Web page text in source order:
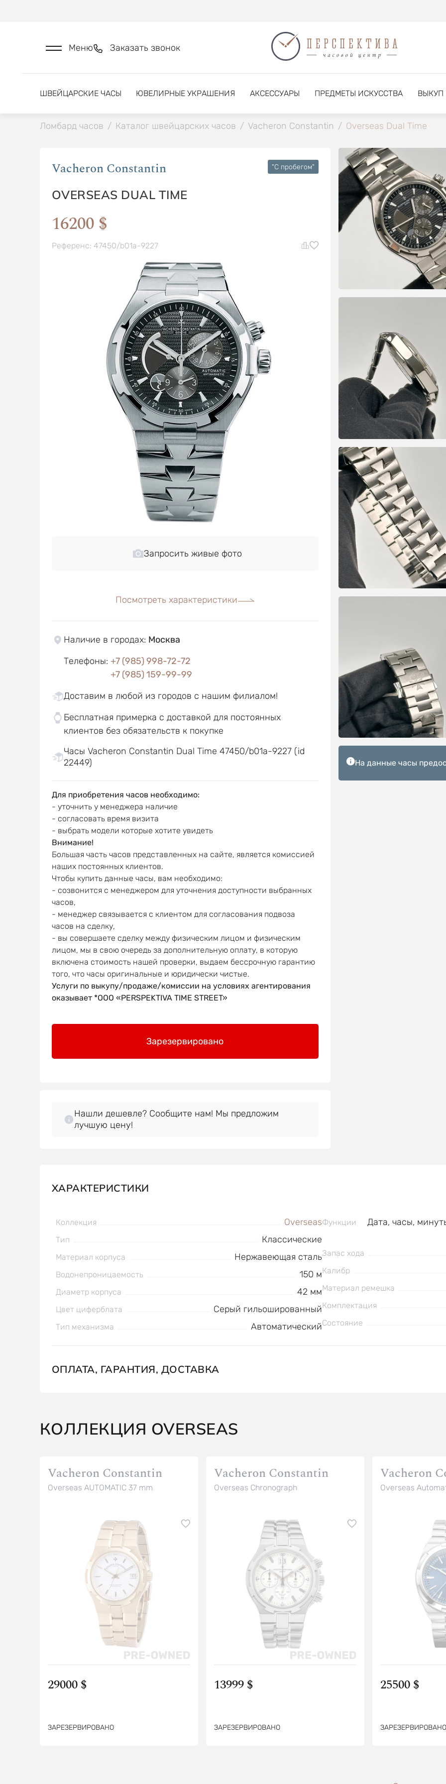
Меню Заказать звонок
ШВЕЙЦАРСКИЕ ЧАСЫ ЮВЕЛИРНЫЕ УКРАШЕНИЯ АКСЕССУАРЫ ПРЕДМЕТЫ ИСКУССТВА ВЫКУП
Ломбард часов / Каталог швейцарских часов / Vacheron Constantin / Overseas Dual Time
Vacheron Constantin "C пробегом"
OVERSEAS DUAL TIME
16200 $
Референс: 47450/b01a-9227
Запросить живые фото
Посмотреть характеристики
Наличие в городах: Москва
Телефоны: +7 (985) 998-72-72
+7 (985) 159-99-99
Доставим в любой из городов с нашим филиалом!
Бесплатная примерка с доставкой для постоянных
клиентов без обязательств к покупке
Часы Vacheron Constantin Dual Time 47450/b01a-9227 (id
22449)
Для приобретения часов необходимо:
- уточнить у менеджера наличие
- согласовать время визита
- выбрать модели которые хотите увидеть
Внимание!
Большая часть часов представленных на сайте, является комиссией
наших постоянных клиентов.
Чтобы купить данные часы, вам необходимо:
- созвонится с менеджером для уточнения доступности выбранных
часов,
- менеджер связывается с клиентом для согласования подвоза
часов на сделку,
- вы совершаете сделку между физическим лицом и физическим
лицом, мы в свою очередь за дополнительную оплату, в которую
включена стоимость нашей проверки, выдаем бессрочную гарантию
того, что часы оригинальные и юридически чистые.
Услуги по выкупу/продаже/комиссии на условиях агентирования
оказывает *OOO «PERSPEKTIVA TIME STREET»
Зарезервировано
Нашли дешевле? Сообщите нам! Мы предложим
лучшую цену!
На данные часы
ХАРАКТЕРИСТИКИ
Коллекция Overseas
Тип Классические
Материал корпуса Нержавеющая сталь
Водонепроницаемость 150 м
Диаметр корпуса 42 мм
Цвет циферблата Серый гильошированный
Тип механизма Автоматический
Функции Дата, часы,
Запас хода
Калибр
Материал ремешка
Комплектация
Состояние
ОПЛАТА, ГАРАНТИЯ, ДОСТАВКА
КОЛЛЕКЦИЯ OVERSEAS
Vacheron Constantin
Overseas AUTOMATIC 37 mm
29000 $
ЗАРЕЗЕРВИРОВАНО
Vacheron Constantin
Overseas Chronograph
13999 $
ЗАРЕЗЕРВИРОВАНО
Vacheron
Overseas
25500 $
ЗАРЕЗЕРВИРОВАНО